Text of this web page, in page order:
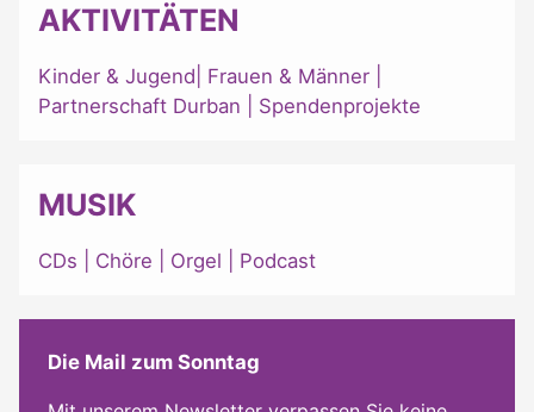
AKTIVITÄTEN
Kinder & Jugend Frauen & Männer
Partnerschaft Durban
Spendenprojekte
MUSIK
CDs Chöre Orgel Podcast
Die Mail zum Sonntag